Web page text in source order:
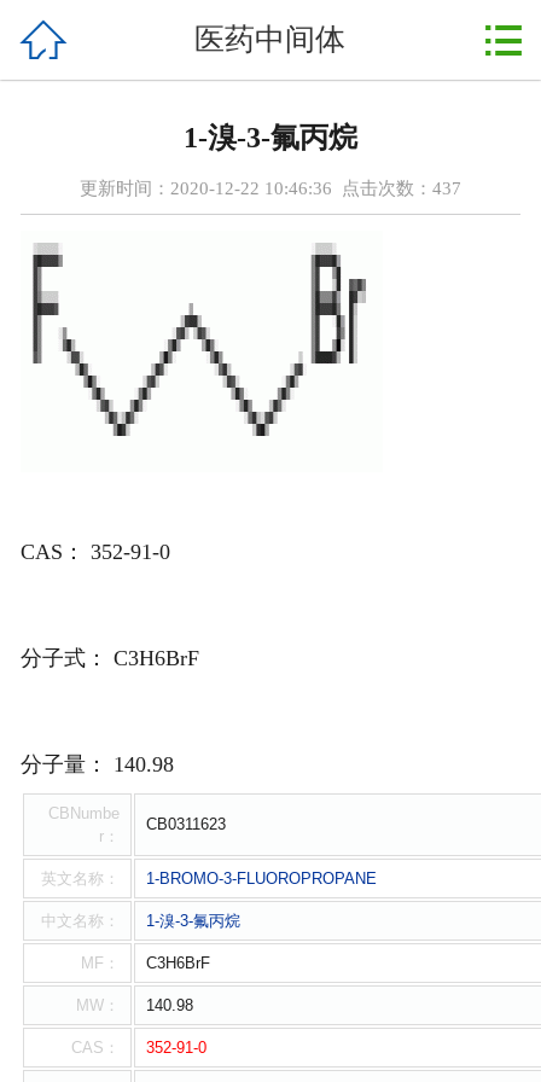
新闻动态
 医药中间体 
1-溴-3-氟丙烷
更新时间：2020-12-22 10:46:36 点击次数： 437
CAS： 352-91-0
分子式： C3H6BrF
分子量： 140.98
CBNumbe
r：
CB0311623
英文名称： 1-BROMO-3-FLUOROPROPANE
中文名称： 1-溴-3-氟丙烷
MF： C3H6BrF
MW： 140.98
CAS： 352-91-0